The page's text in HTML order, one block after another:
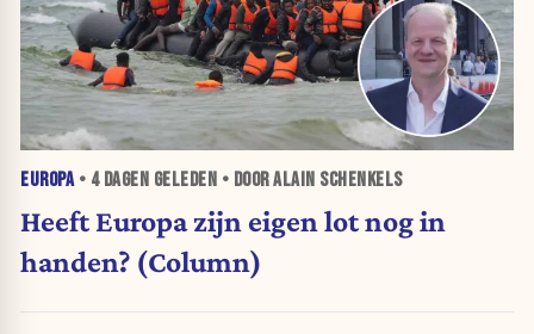
EUROPA• 4 DAGEN GELEDEN • DOOR ALAIN SCHENKELS
Heeft Europa zijn eigen lot nog in
handen? (Column)